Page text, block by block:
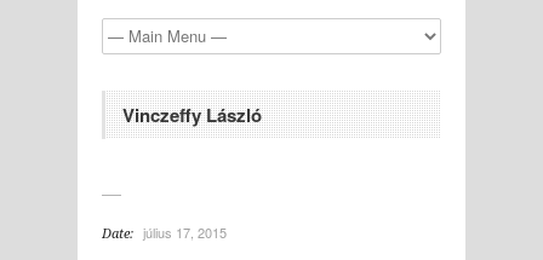
Vinczeffy László
Date: július 17, 2015